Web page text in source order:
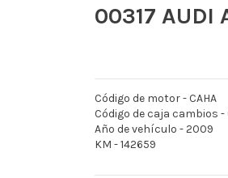
00317 AUDI
Código de motor - CAHA
Código de caja cambios -
Año de vehículo - 2009
KM - 142659